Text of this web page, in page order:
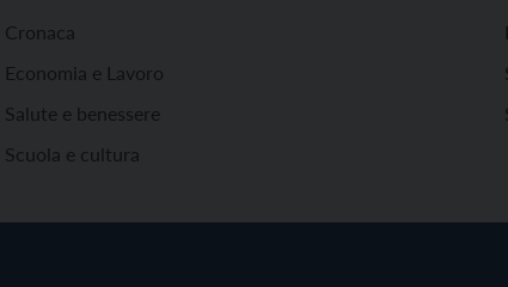
Cronaca
Economia e Lavoro
Salute e benessere
Scuola e cultura